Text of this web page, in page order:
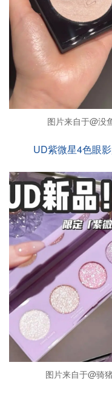
图片来自于@没
UD紫微星4色眼
图片来自于@骑